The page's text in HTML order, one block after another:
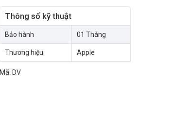
Thông số kỹ thuật
Bảo hành 01 Tháng
Thương hiệu Apple
Mã: DV